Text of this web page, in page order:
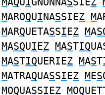
MAROQUINASSIEZ M
MARQUETASSIEZ MA
MASQUIEZ MASTIQ
MASTIQUERIEZ MAST
MATRAQUASSIEZ MES
MOQUASSIEZ MOQ